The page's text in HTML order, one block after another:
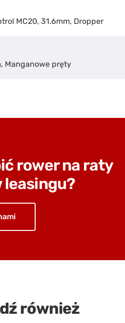
MC20, 31.6mm, Dropper
Manganowe pręty
rower na raty
leasingu?
również
Wyślij